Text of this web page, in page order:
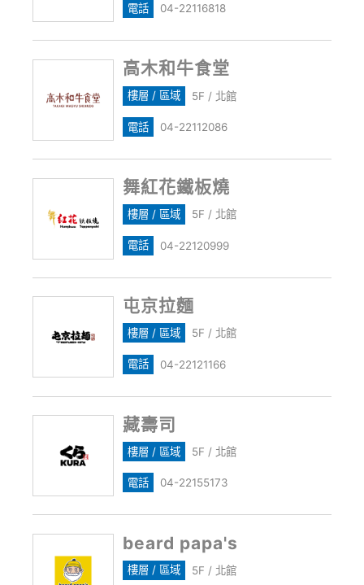
電話 04-22116818
高木和牛食堂
樓層 / 區域 5F / 北館
電話 04-22112086
舞紅花鐵板燒
樓層 / 區域 5F / 北館
電話 04-22120999
屯京拉麵
樓層 / 區域 5F / 北館
電話 04-22121166
藏壽司
樓層 / 區域 5F / 北館
電話 04-22155173
beard papa's
樓層 / 區域 5F / 北館